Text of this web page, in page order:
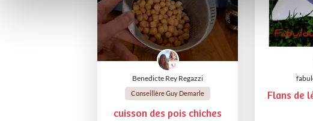
Benedicte Rey Regazzi
Conseillère Guy Demarle
cuisson des pois chiches
Flans de